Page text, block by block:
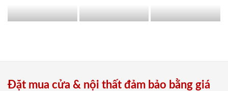
Đặt mua cửa & nội thất đảm bảo bằng giá